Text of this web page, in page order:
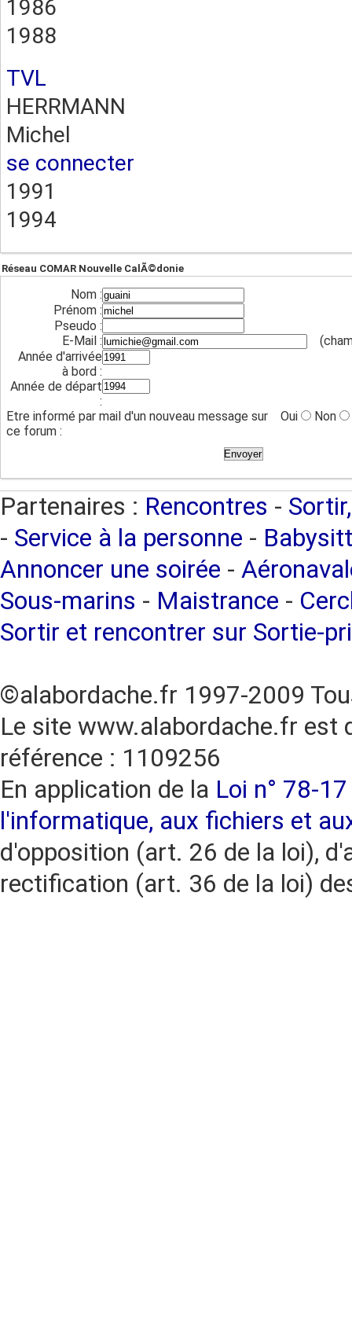
1986
1988
TVL
HERRMANN
Michel
se connecter
1991
1994
Réseau COMAR Nouvelle CalÃ©donie
Nom :
Prénom :
Pseudo :
E-Mail :
Année d'arrivée
à bord :
Année de départ
:
Etre informé par mail d'un nouveau message sur
ce forum :
Oui Non
Partenaires : Rencontres -
- Service à la personne -
Annoncer une soirée -
Sous-marins - Maistrance -
Sortir et rencontrer sur Sortie-
©alabordache.fr 1997-2009
Le site www.alabordache.fr est
référence : 1109256
En application de la Loi n° 78-
l'informatique, aux fichiers et
d'opposition (art. 26 de la loi),
rectification (art. 36 de la loi)